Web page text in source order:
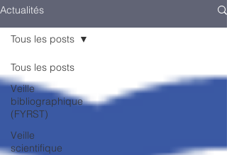
Actualités
Tous les posts
Veille
bibliographique
(FYRST)
Veille
scientifique
Tous les posts